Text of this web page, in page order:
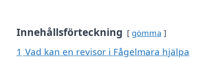
Innehållsförteckning gömma
1 Vad kan en revisor i Fågelmara hjälpa